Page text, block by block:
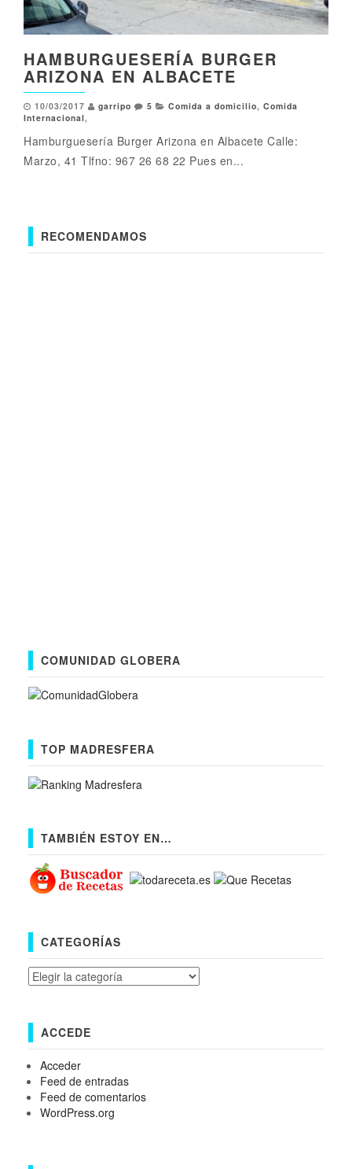
HAMBURGUESERÍA BURGER
ARIZONA EN ALBACETE
10/03/2017 garripo 5 Comida a domicilio, Comida
Internacional,
Hamburguesería Burger Arizona en Albacete Calle:
Marzo, 41 Tlfno: 967 26 68 22 Pues en...
RECOMENDAMOS
COMUNIDAD GLOBERA
TOP MADRESFERA
TAMBIÉN ESTOY EN…
CATEGORÍAS
Categorías
ACCEDE
Acceder
Feed de entradas
Feed de comentarios
WordPress.org